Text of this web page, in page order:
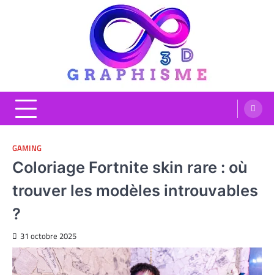
GAMING
Coloriage Fortnite skin rare : où
trouver les modèles introuvables
?
31 octobre 2025